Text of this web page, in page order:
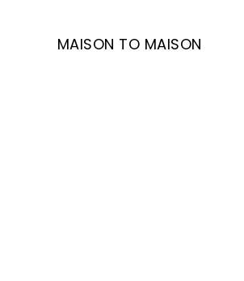
MAISON TO MAISON